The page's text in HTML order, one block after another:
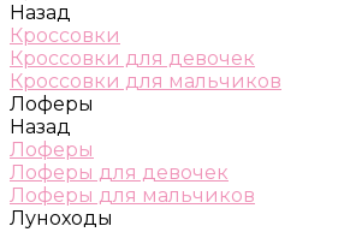
Назад
Кроссовки
Кроссовки для девочек
Кроссовки для мальчиков
Лоферы
Назад
Лоферы
Лоферы для девочек
Лоферы для мальчиков
Луноходы